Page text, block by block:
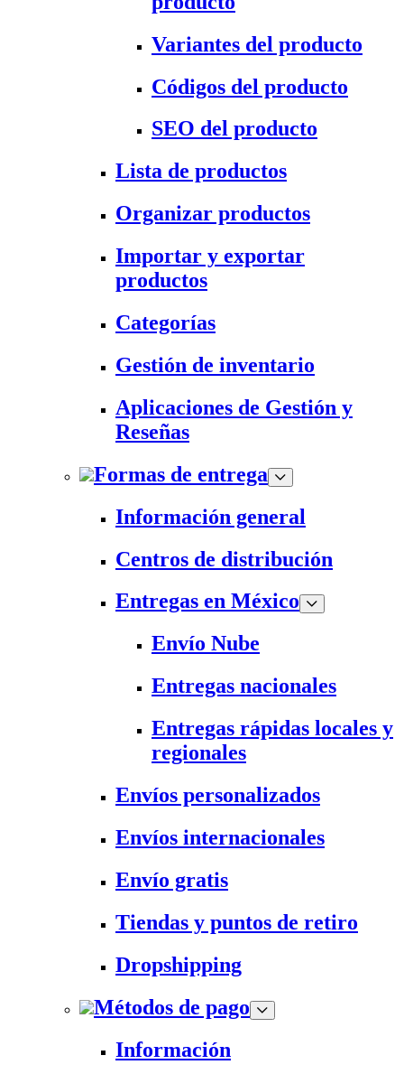
Variantes del producto
Códigos del producto
SEO del producto
Lista de productos
Organizar productos
Importar y exportar
productos
Categorías
Gestión de inventario
Aplicaciones de Gestión y
Reseñas
Formas de entrega
Información general
Centros de distribución
Entregas en México
Envío Nube
Entregas nacionales
Entregas rápidas locales y
regionales
Envíos personalizados
Envíos internacionales
Envío gratis
Tiendas y puntos de retiro
Dropshipping
Métodos de pago
Información